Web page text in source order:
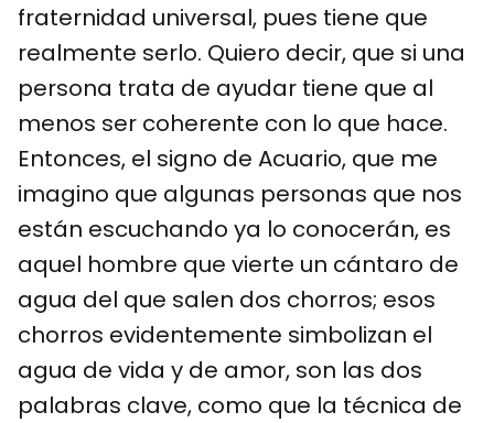
fraternidad universal, pues tiene que
realmente serlo. Quiero decir, que si una
persona trata de ayudar tiene que al
menos ser coherente con lo que hace.
Entonces, el signo de Acuario, que me
imagino que algunas personas que nos
están escuchando ya lo conocerán, es
aquel hombre que vierte un cántaro de
agua del que salen dos chorros; esos
chorros evidentemente simbolizan el
agua de vida y de amor, son las dos
palabras clave, como que la técnica de